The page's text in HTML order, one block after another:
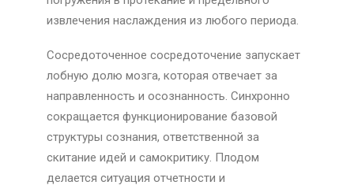
извлечения наслаждения из любого периода.
Сосредоточенное сосредоточение запускает
лобную долю мозга, которая отвечает за
направленность и осознанность. Синхронно
сокращается функционирование базовой
структуры сознания, ответственной за
скитание идей и самокритику. Плодом
делается ситуация отчетности и